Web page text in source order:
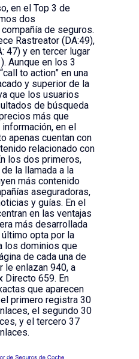
en el Top 3 de
dos
de seguros.
Rastreator (DA:49),
47) y en tercer lugar
Aunque en los 3
to action” en una
y superior de la
que los usuarios
de búsqueda
más que
en el
apenas cuentan con
relacionado con
los dos primeros,
la llamada a la
más contenido
aseguradoras,
y guías. En el
en las ventajas
más desarrollada
opta por la
los dominios que
de cada una de
le enlazan 940, a
Directo 659. En
que aparecen
primero registra 30
el segundo 30
y el tercero 37